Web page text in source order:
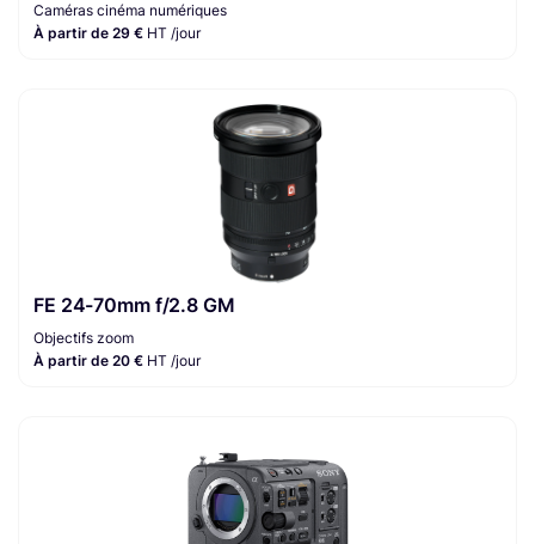
Caméras cinéma numériques
À partir de 29 € HT /jour
FE 24-70mm f/2.8 GM
Objectifs zoom
À partir de 20 € HT /jour